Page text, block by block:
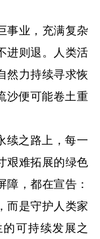
业，充满复杂
进则退。人类活
然力持续寻求恢
沙便可能卷土重
之路上，每一
艰难拓展的绿色
障，都在宣告：
而是守护人类家
可持续发展之